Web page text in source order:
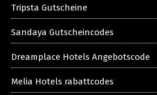
Tripsta Gutscheine
Sandaya Gutscheincodes
Dreamplace Hotels Angebotscode
Melia Hotels rabattcodes